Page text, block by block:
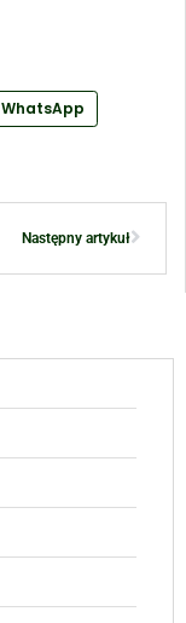
WhatsApp
Następny artykuł